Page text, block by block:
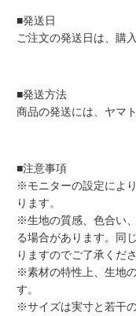
■発送日
ご注文の発送日は、購
■発送方法
商品の発送には、ヤマ
■注意事項
※モニターの設定によ
ります。
※生地の質感、色合い
る場合があります。同
りますのでご了承くださ
※素材の特性上、生地
す。
※サイズは実寸と若干